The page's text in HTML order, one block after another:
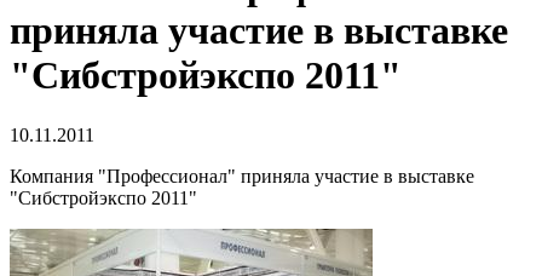
приняла участие в выставке
"Сибстройэкспо 2011"
10.11.2011
Компания "Профессионал" приняла участие в выставке
"Сибстройэкспо 2011"